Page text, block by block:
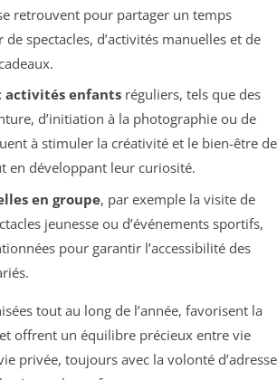
retrouvent pour partager un temps
spectacles, d’activités manuelles et de
activités enfantsréguliers, tels que des
d’initiation à la photographie ou de
à stimuler la créativité et le bien-être
en développant leur curiosité.
en groupe, par exemple la visite de
jeunesse ou d’événements sportifs,
pour garantir l’accessibilité des
tout au long de l’année, favorisent la
offrent un équilibre précieux entre vie
privée, toujours avec la volonté